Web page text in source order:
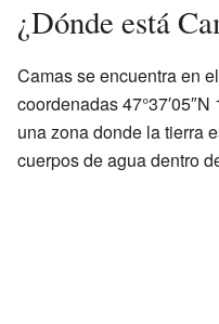
¿Dónde está
Camas se encuentra en
coordenadas 47°37′05″N
una zona donde la tierra
cuerpos de agua dentro